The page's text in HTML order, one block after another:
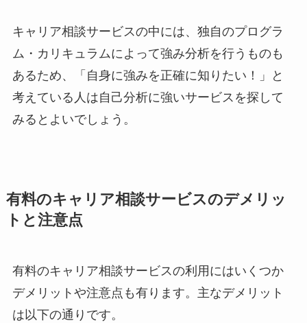
キャリア相談サービスの中には、独自のプログラ
ム・カリキュラムによって強み分析を行うものも
あるため、「自身に強みを正確に知りたい！」と
考えている人は自己分析に強いサービスを探して
みるとよいでしょう。
有料のキャリア相談サービスのデメリッ
トと注意点
有料のキャリア相談サービスの利用にはいくつか
デメリットや注意点も有ります。主なデメリット
は以下の通りです。